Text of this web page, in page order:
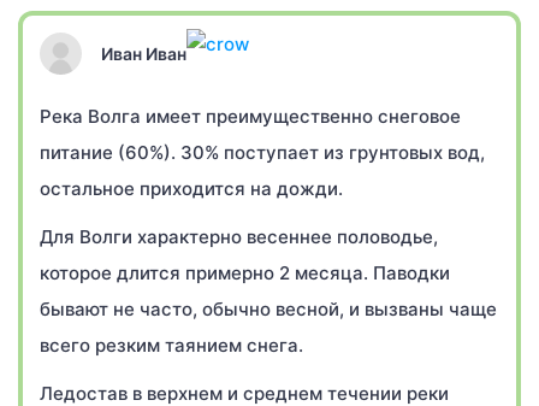
Иван Иван
Река Волга имеет преимущественно снеговое
питание (60%). 30% поступает из грунтовых вод,
остальное приходится на дожди.
Для Волги характерно весеннее половодье,
которое длится примерно 2 месяца. Паводки
бывают не часто, обычно весной, и вызваны чаще
всего резким таянием снега.
Ледостав в верхнем и среднем течении реки